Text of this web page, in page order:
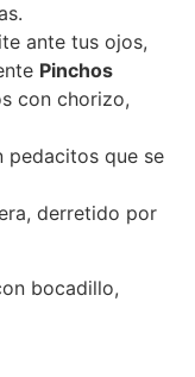
ante tus ojos,
Pinchos
con chorizo,
pedacitos que se
derretido por
bocadillo,